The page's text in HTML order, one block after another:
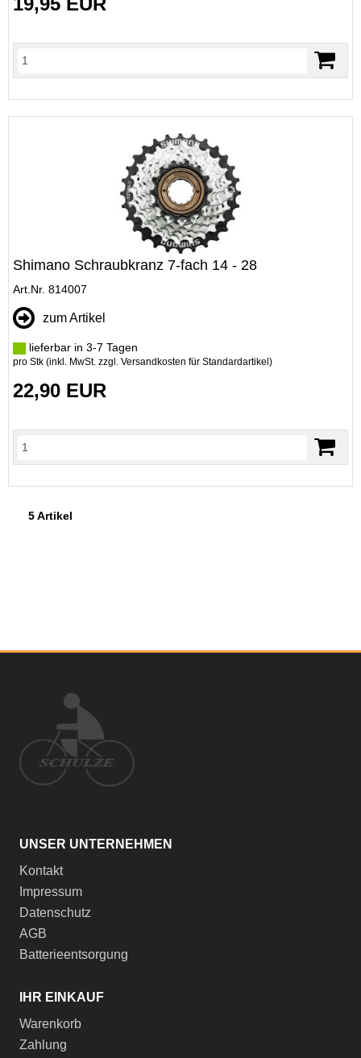
Shimano Schraubkranz 7-fach 14 - 28
Art.Nr. 814007
zum Artikel
lieferbar in 3-7 Tagen
pro Stk (inkl. MwSt. zzgl. Versandkosten für Standardartikel )
22,90 EUR
5 Artikel
UNSER UNTERNEHMEN
Kontakt
Impressum
Datenschutz
AGB
Batterieentsorgung
IHR EINKAUF
Warenkorb
Zahlung